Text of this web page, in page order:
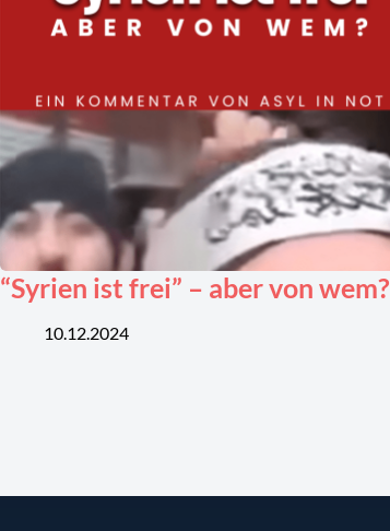
“Syrien ist frei” – aber von wem?
10.12.2024